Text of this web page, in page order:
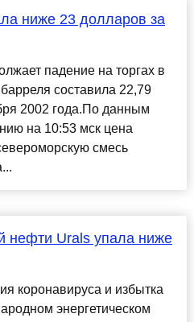
ниже 23 долларов за
падение на торгах в
составила 22,79
2002 года.По данным
на 10:53 мск цена
смесь
нефти Urals упала ниже
коронавируса и избытка
энергетическом